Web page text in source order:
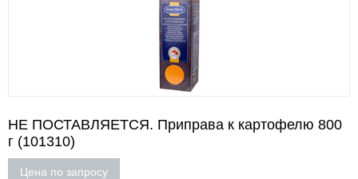
НЕ ПОСТАВЛЯЕТСЯ. Приправа к картофелю 800
г (101310)
Цена по запросу